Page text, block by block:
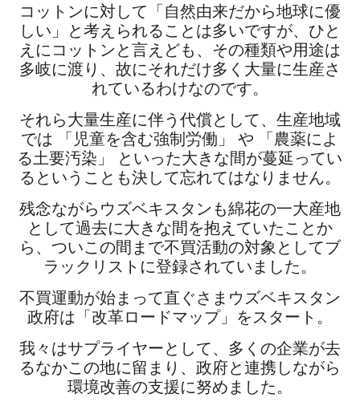
コットンに対して「自然由来だから地球に優
しい」と考えられることは多いですが、ひと
えにコットンと言えども、その種類や用途は
多岐に渡り、故にそれだけ多く大量に生産さ
れているわけなのです。
それら大量生産に伴う代償として、生産地域
では 「児童を含む強制労働」 や 「農薬によ
る土要汚染」 といった大きな間が蔓延ってい
るということも決して忘れてはなりません。
残念ながらウズベキスタンも綿花の一大産地
として過去に大きな間を抱えていたことか
ら、ついこの間まで不買活動の対象としてブ
ラックリストに登録されていました。
不買運動が始まって直ぐさまウズベキスタン
政府は「改革ロードマップ」をスタート。
我々はサプライヤーとして、多くの企業が去
るなかこの地に留まり、政府と連携しながら
環境改善の支援に努めました。